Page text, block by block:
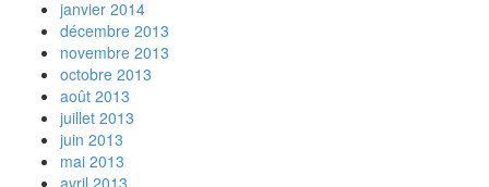
janvier 2014
décembre 2013
novembre 2013
octobre 2013
août 2013
juillet 2013
juin 2013
mai 2013
avril 2013